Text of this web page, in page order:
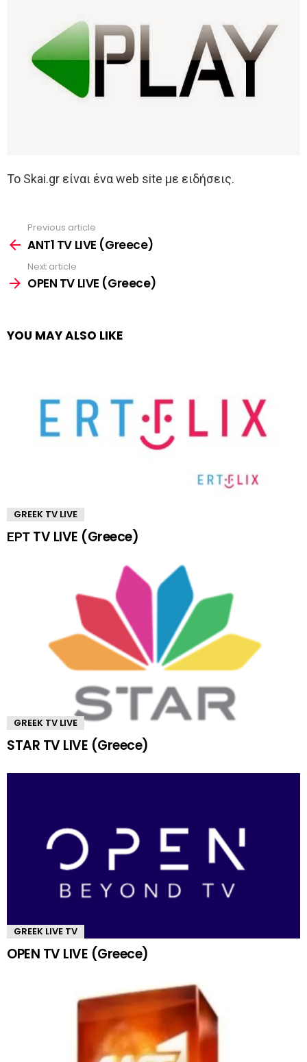
To Skai.gr είναι ένα web site με ειδήσεις.
more
Previous article
ANT1 TV LIVE (Greece)
Next article
OPEN TV LIVE (Greece)
YOU MAY ALSO LIKE
GREEK TV LIVE
ΕΡΤ TV LIVE (Greece)
GREEK TV LIVE
STAR TV LIVE (Greece)
GREEK LIVE TV
OPEN TV LIVE (Greece)